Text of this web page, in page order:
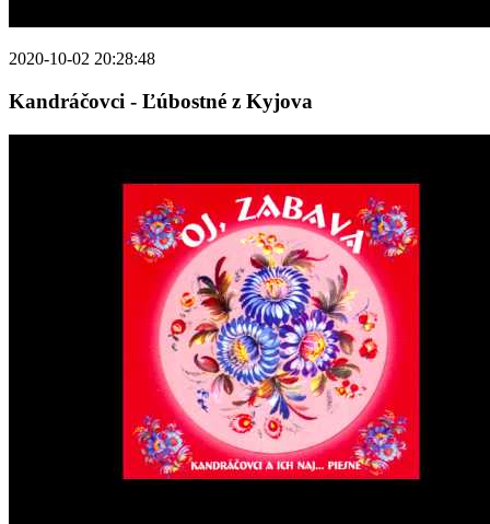
2020-10-02 20:28:48
Kandráčovci - Ľúbostné z Kyjova